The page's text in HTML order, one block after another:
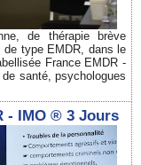
de thérapie brève
de type EMDR, dans le
France EMDR -
santé, psychologues
- IMO ® 3 Jours